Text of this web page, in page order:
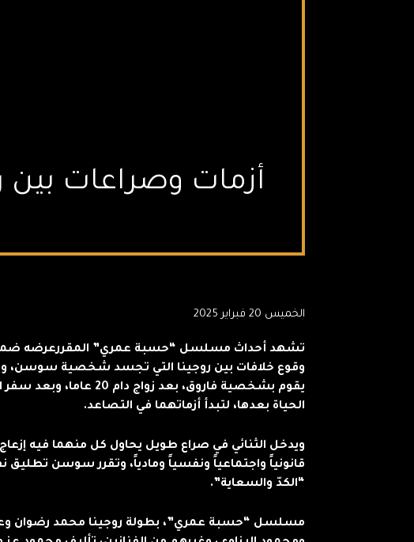
أزمات وصراعات
الخميس 20 فبراير 2025
تشهد أحداث مسلسل “حسبة عمري” المقررعرضه ضمن
وقوع خلافات بين روجينا التي تجسد شخصية سوسن،
يقوم بشخصية فاروق، بعد
الحياة بعدها، لتبدأ أزماتهما في التصاعد.
ويدخل الثنائي في صراع طويل يحاول كل منهما فيه
قانونياً واجتماعياً ونفسياً ومادياً، وتقرر سوسن
“الكدّ والسعاية”.
مسلسل “حسبة عمري”، بطولة روجينا محمد رضوان